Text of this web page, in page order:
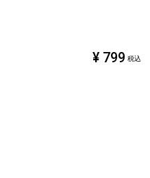
¥ 799 税込